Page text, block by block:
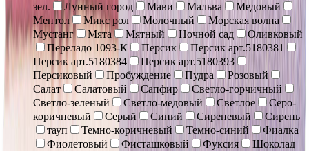
зел.
Лунный город Мави Мальва
Медовый
Ментол
Микс рол Молочный
Морская волна
Мустанг
Мята Мятный Ночной сад
Оливковый
Переладо 1093-К
Персик
Персик арт.5180381
Персик арт.5180384
Персик арт.5180393
Персиковый
Пробуждение Пудра
Розовый
Салат
Салатовый Сапфир
Светло-горчичный
Светло-зеленый
Светло-медовый Светлое
Серо-
коричневый
Серый Синий Сиреневый
Сирень
тауп
Темно-коричневый Темно-синий
Фиалка
Фиолетовый
Фисташковый Фуксия
Шоколад